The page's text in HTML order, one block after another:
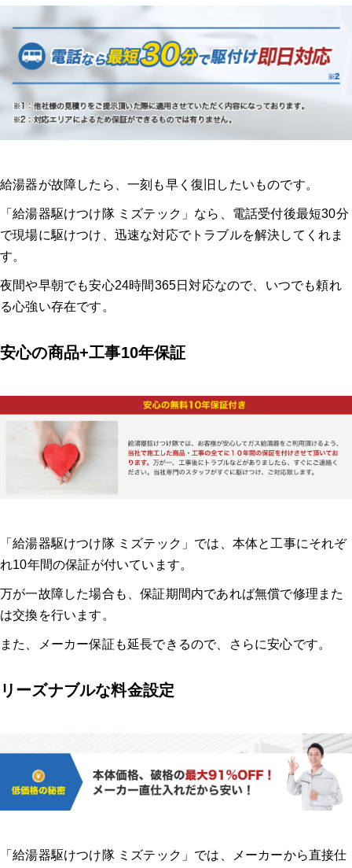
給湯器が故障したら、一刻も早く復旧したいものです。
「給湯器駆けつけ隊 ミズテック」なら、電話受付後最短30分
で現場に駆けつけ、迅速な対応でトラブルを解決してくれま
す。
夜間や早朝でも安心24時間365日対応なので、いつでも頼れ
る心強い存在です。
安心の商品+工事10年保証
「給湯器駆けつけ隊 ミズテック」では、本体と工事にそれぞ
れ10年間の保証が付いています。
万が一故障した場合も、保証期間内であれば無償で修理また
は交換を行います。
また、メーカー保証も延長できるので、さらに安心です。
リーズナブルな料金設定
「給湯器駆けつけ隊 ミズテック」では、メーカーから直接仕